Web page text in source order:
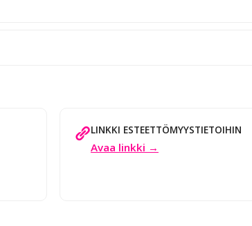
LINKKI ESTEETTÖMYYSTIETOIHIN
Avaa linkki →